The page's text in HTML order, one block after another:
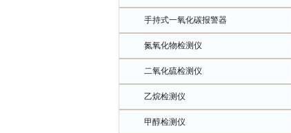
手持式一氧化碳报警器
氮氧化物检测仪
二氧化硫检测仪
乙烷检测仪
甲醇检测仪